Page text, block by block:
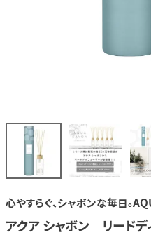
心やすらぐ、シャボンな毎日。
アクア シャボン リード